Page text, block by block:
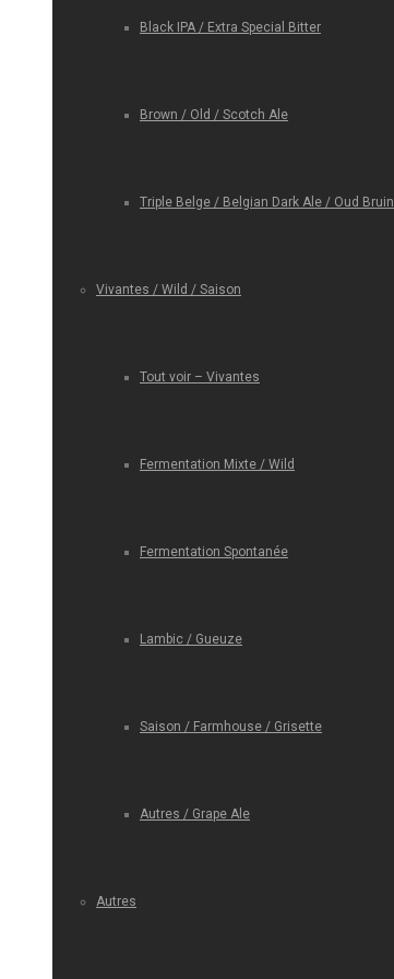
Black IPA / Extra Special Bitter
Brown / Old / Scotch Ale
Triple Belge / Belgian Dark Ale / Oud Bruin
Vivantes / Wild / Saison
Tout voir – Vivantes
Fermentation Mixte / Wild
Fermentation Spontanée
Lambic / Gueuze
Saison / Farmhouse / Grisette
Autres / Grape Ale
Autres